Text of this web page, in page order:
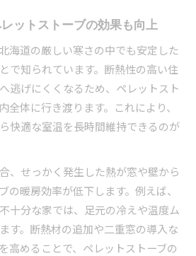
ットストーブの効果も向上
海道の厳しい寒さの中でも安定した
で知られています。断熱性の高い住
逃げにくくなるため、ペレットスト
全体に行き渡ります。これにより、
快適な室温を長時間維持できるのが
、せっかく発生した熱が窓や壁から
の暖房効率が低下します。例えば、
十分な家では、足元の冷えや温度ム
す。断熱材の追加や二重窓の導入な
高めることで、ペレットストーブの